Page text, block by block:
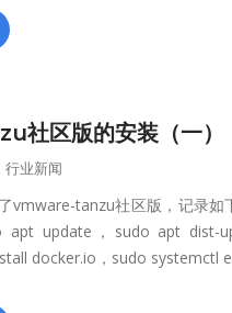
区版的安装（一）
行业新闻
vmware-tanzu社区版，记录如
apt update，sudo apt dist-
docker.io，sudo systemctl